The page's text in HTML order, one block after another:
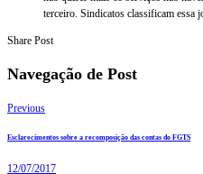
terceiro. Sindicatos classificam essa
Share Post
Navegação de Post
Previous
Esclarecimentos sobre a recomposição das contas do FGTS
12/07/2017